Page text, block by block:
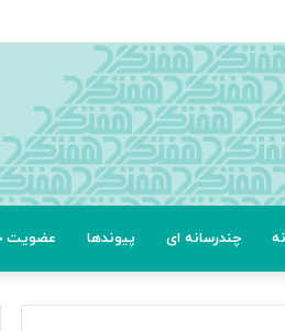
چندرسانه ای پیوندها عضویت